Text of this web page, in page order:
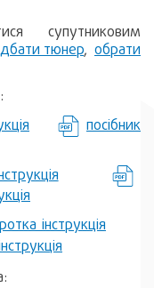
супутниковим
тюнер, обрати
посібник
інструкція